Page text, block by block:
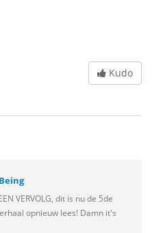
Kudo
VERVOLG, dit is nu de 5de
opnieuw lees! Damn it's